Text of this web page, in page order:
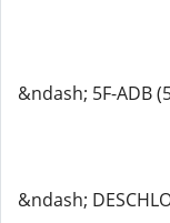
&ndash; 5F-ADB
&ndash;